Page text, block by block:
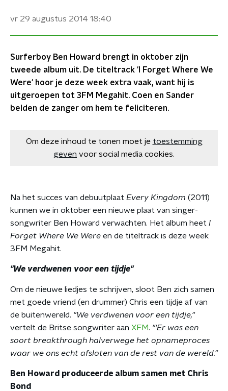
vr 29 augustus 2014 18:40
Surferboy Ben Howard brengt in oktober zijn
tweede album uit. De titeltrack 'I Forget Where We
Were' hoor je deze week extra vaak, want hij is
uitgeroepen tot 3FM Megahit. Coen en Sander
belden de zanger om hem te feliciteren.
Om deze inhoud te tonen moet je toestemming
geven voor social media cookies.
Na het succes van debuutplaat Every Kingdom (2011)
kunnen we in oktober een nieuwe plaat van singer-
songwriter Ben Howard verwachten. Het album heet I
Forget Where We Were en de titeltrack is deze week
3FM Megahit.
"We verdwenen voor een tijdje"
Om de nieuwe liedjes te schrijven, sloot Ben zich samen
met goede vriend (en drummer) Chris een tijdje af van
de buitenwereld. "We verdwenen voor een tijdje,"
vertelt de Britse songwriter aan XFM. "'Er was een
soort breakthrough halverwege het opnameproces
waar we ons echt afsloten van de rest van de wereld."
Ben Howard produceerde album samen met Chris
Bond